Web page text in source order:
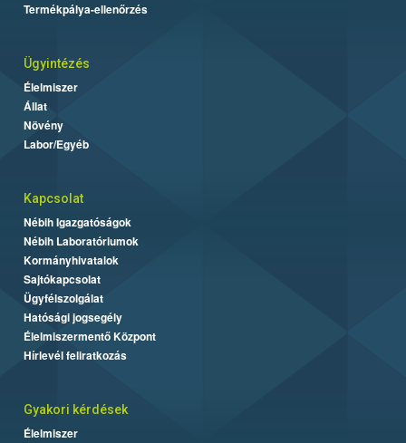
Termékpálya-ellenőrzés
Ügyintézés
Élelmiszer
Állat
Növény
Labor/Egyéb
Kapcsolat
Nébih Igazgatóságok
Nébih Laboratóriumok
Kormányhivatalok
Sajtókapcsolat
Ügyfélszolgálat
Hatósági jogsegély
Élelmiszermentő Központ
Hírlevél feliratkozás
Gyakori kérdések
Élelmiszer